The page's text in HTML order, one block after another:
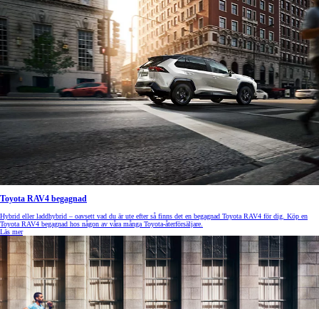
Toyota RAV4 begagnad
Hybrid eller laddhybrid – oavsett vad du är ute efter så finns det en begagnad Toyota RAV4 för dig. Köp en
Toyota RAV4 begagnad hos någon av våra många Toyota-återförsäljare.
Läs mer